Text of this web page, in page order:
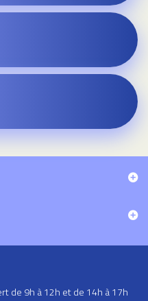
de 9h à 12h et de 14h à 17h